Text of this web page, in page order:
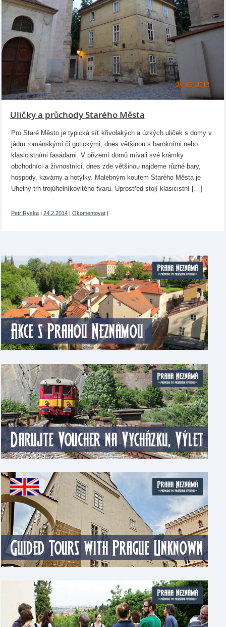
Uličky a průchody Starého Města
Pro Staré Město je typická síť křivolakých a úzkých uliček s domy v
jádru románskými či gotickými, dnes většinou s barokními nebo
klasicistními fasádami. V přízemí domů mívali své krámky
obchodníci a živnostníci, dnes zde většinou najdeme různé bary,
hospody, kavárny a hotýlky. Malebným koutem Starého Města je
Uhelný trh trojúhelníkovitého tvaru. Uprostřed stojí klasicistní […]
Petr Ryska| 24.2.2014| Okomentovat|